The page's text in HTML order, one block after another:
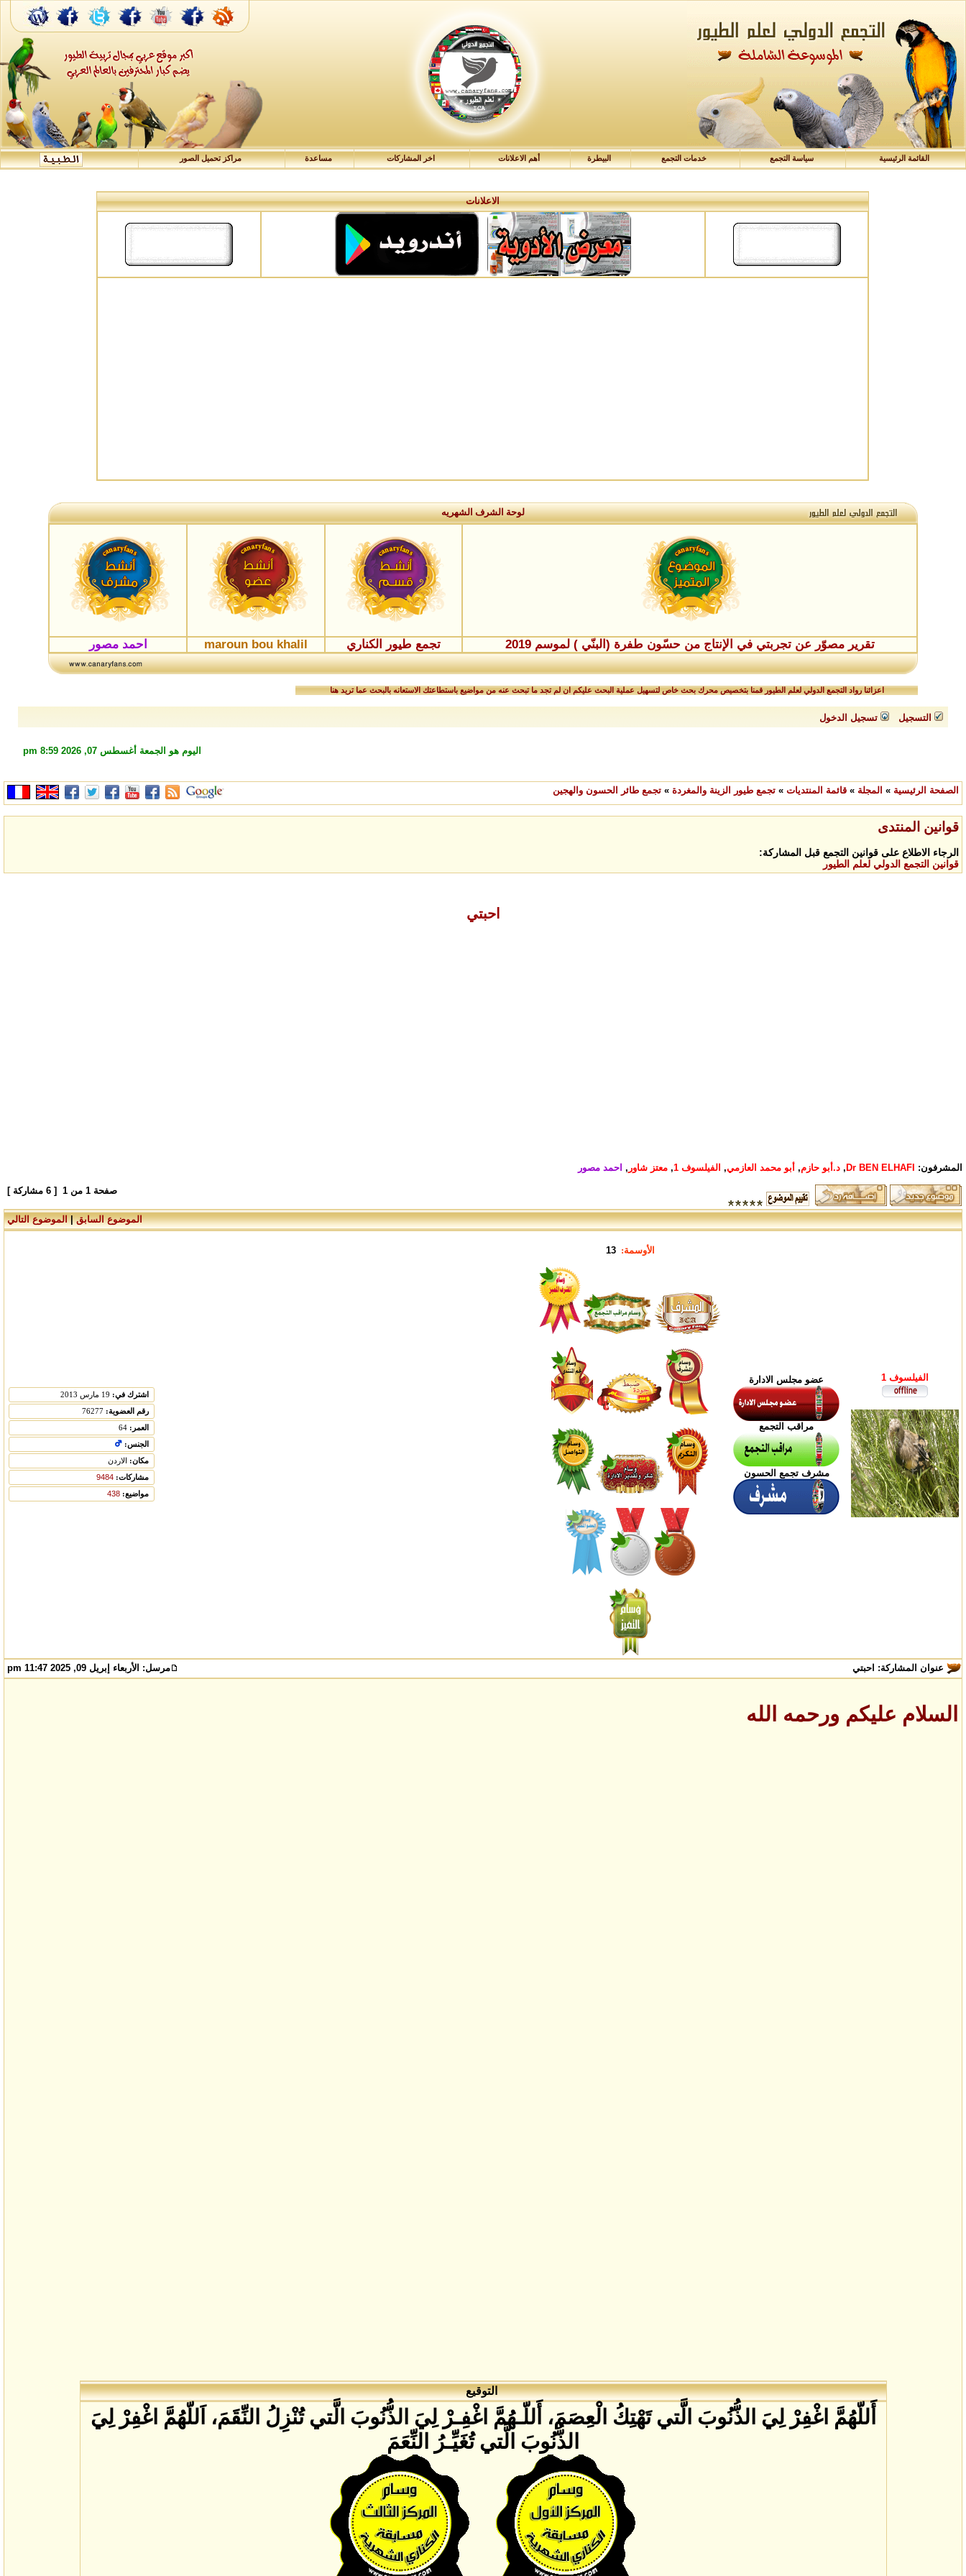
القائمة الرئيسية سياسة التجمع خدمات التجمع البيطرة أهم الاعلانات اخر المشاركات مساعدة مراكز تحميل الصور
الاعلانات
لوحة الشرف الشهريه
تقرير مصوّر عن تجربتي في الإنتاج من حسّون طفرة (البنّي ) لموسم 2019 تجمع طيور الكناري maroun bou khalil احمد مصور
اعزائنا رواد التجمع الدولي لعلم الطيور قمنا بتخصيص محرك بحث خاص لتسهيل عملية البحث عليكم ان لم تجد ما تبحث عنه من مواضيع باستطاعتك الاستعانه بالبحث عما تريد هنا
التسجيل تسجيل الدخول
اليوم هو الجمعة أغسطس 07, 2026 8:59 pm
الصفحة الرئيسية » المجلة » قائمة المنتديات » تجمع طيور الزينة والمغردة » تجمع طائر الحسون والهجين
قوانين المنتدى
الرجاء الاطلاع على قوانين التجمع قبل المشاركة:
قوانين التجمع الدولي لعلم الطيور
احبتي
المشرفون: Dr BEN ELHAFI
, د.أبو حازم, أبو محمد العازمي, الفيلسوف 1 , معتز شاور , احمد مصور
صفحة 1 من 1 [ 6 مشاركة ]
الموضوع السابق|الموضوع التالي
الفيلسوف 1 عضو مجلس الادارة
مراقب التجمع
مشرف تجمع الحسون
الأوسمة: 13
اشترك في:
رقم العضوية:
العمر:
الجنس:
مكان: الاردن
مشاركات: 9484
مواضيع: 438
عنوان المشاركة: احبتي مرسل: الأربعاء إبريل 09, 2025 11:47 pm
السلام عليكم ورحمه الله
التوقيع
أَللّهُمَّ اغْفِرْ لِيَ الذُّنُوبَ الَّتي تَهْتِكُ الْعِصَمَ، أَللّـهُمَّ اغْفِـرْ لِيَ الذُّنُوبَ الَّتي تُنْزِلُ النِّقَمَ، اَللّهُمَّ اغْفِرْ لِيَ
الذُّنُوبَ الَّتي تُغَيِّـرُ النِّعَمَ